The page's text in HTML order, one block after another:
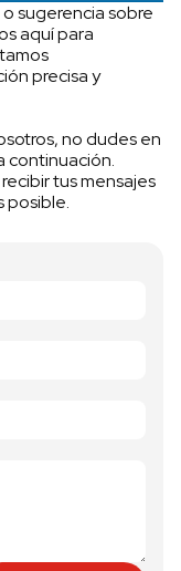
sugerencia sobre
aquí para
precisa y
no dudes en
continuación.
tus mensajes
posible.